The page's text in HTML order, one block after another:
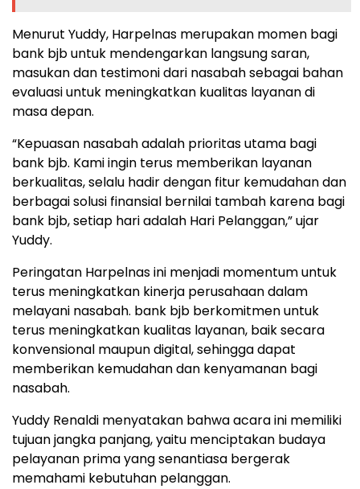
Menurut Yuddy, Harpelnas merupakan momen bagi
bank bjb untuk mendengarkan langsung saran,
masukan dan testimoni dari nasabah sebagai bahan
evaluasi untuk meningkatkan kualitas layanan di
masa depan.
“Kepuasan nasabah adalah prioritas utama bagi
bank bjb. Kami ingin terus memberikan layanan
berkualitas, selalu hadir dengan fitur kemudahan dan
berbagai solusi finansial bernilai tambah karena bagi
bank bjb, setiap hari adalah Hari Pelanggan,” ujar
Yuddy.
Peringatan Harpelnas ini menjadi momentum untuk
terus meningkatkan kinerja perusahaan dalam
melayani nasabah. bank bjb berkomitmen untuk
terus meningkatkan kualitas layanan, baik secara
konvensional maupun digital, sehingga dapat
memberikan kemudahan dan kenyamanan bagi
nasabah.
Yuddy Renaldi menyatakan bahwa acara ini memiliki
tujuan jangka panjang, yaitu menciptakan budaya
pelayanan prima yang senantiasa bergerak
memahami kebutuhan pelanggan.